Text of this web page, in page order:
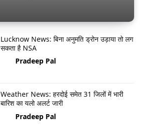
Lucknow News: बिना अनुमति ड्रोन उड़ाया तो लग
सकता है NSA
Pradeep Pal
Weather News: हरदोई समेत 31 जिलों में भारी
बारिश का यलो अलर्ट जारी
Pradeep Pal